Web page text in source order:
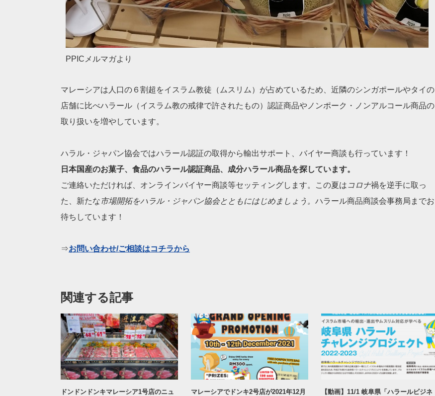
PPICメルマガより
マレーシアは人口の６割超をイスラム教徒（ムスリム） が占めているため、近隣のシンガポールやタイの
店舗に比べハラール（イスラム教の戒律で許されたもの）認証商品やノンポーク・
ノンアルコール商品の
取り扱いを増やしています。
ハラル・ジャパン協会ではハラール認証の取得から輸出サポート、バイヤー商談も行っています！
日本国産のお菓子、食品のハラール認証商品、成分ハラール商品を探しています。
ご連絡いただければ、オンラインバイヤー商談等セッティングします。この夏は コロナ禍を逆手に取っ
た、新たな 市場開拓をハラル・ジャパン協会とともにはじめましょう。 ハラール商品商談会事務局までお
待ちしています！
⇒お問い合わせ/ご相談はコチラから
関連する記事
ドンドンドンキマレーシア1号店のニュ
マレーシアでドンキ2号店が2021年12月
【動画】11/1 岐阜県「ハラールビジネ